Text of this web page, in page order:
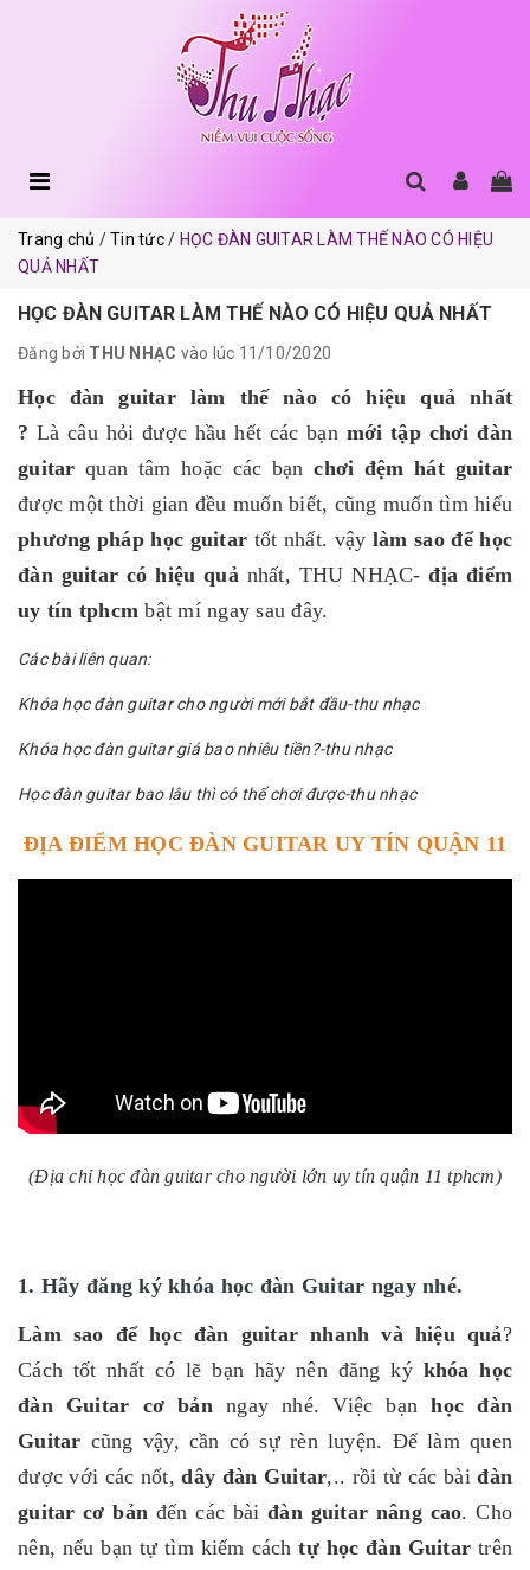
Trang chủ Tin tức
HỌC ĐÀN GUITAR LÀM THẾ NÀO CÓ HIỆU
QUẢ NHẤT
HỌC ĐÀN GUITAR LÀM THẾ NÀO CÓ HIỆU QUẢ NHẤT
Đăng bởi THU NHẠC vào lúc 11/10/2020
Học đàn guitar làm thế nào có hiệu quả nhất
? Là câu hỏi được hầu hết các bạn mới tập chơi đàn
guitar quan tâm hoặc các bạnchơi đệm hát guitar
được một thời gian đều muốn biết, cũng muốn tìm hiểu
phương pháp học guitar tốt nhất. vậy làm sao để học
đàn guitar có hiệu quả nhất, THU NHẠC-địa điểm
uy tín tphcm bật mí ngay sau đây.
Các bài liên quan:
Khóa học đàn guitar cho người mới bắt đầu-thu nhạc
Khóa học đàn guitar giá bao nhiêu tiền?-thu nhạc
Học đàn guitar bao lâu thì có thể chơi được-thu nhạc
ĐỊA ĐIỂM HỌC ĐÀN GUITAR UY TÍN QUẬN 11
(Địa chỉ học đàn guitar cho người lớn uy tín quận 11 tphcm)
1. Hãy đăng ký khóa học đàn Guitar ngay nhé.
Làm sao để học đàn guitar nhanh và hiệu quả?
Cách tốt nhất có lẽ bạn hãy nên đăng ký khóa học
đàn Guitar cơ bản ngay nhé. Việc bạnhọc đàn
Guitar cũng vậy, cần có sự rèn luyện. Để làm quen
được với các nốt,dây đàn Guitar,.. rồi từ các bàiđàn
guitar cơ bản đến các bàiđàn guitar nâng cao. Cho
nên, nếu bạn tự tìm kiếm cáchtự học đàn Guitar trên